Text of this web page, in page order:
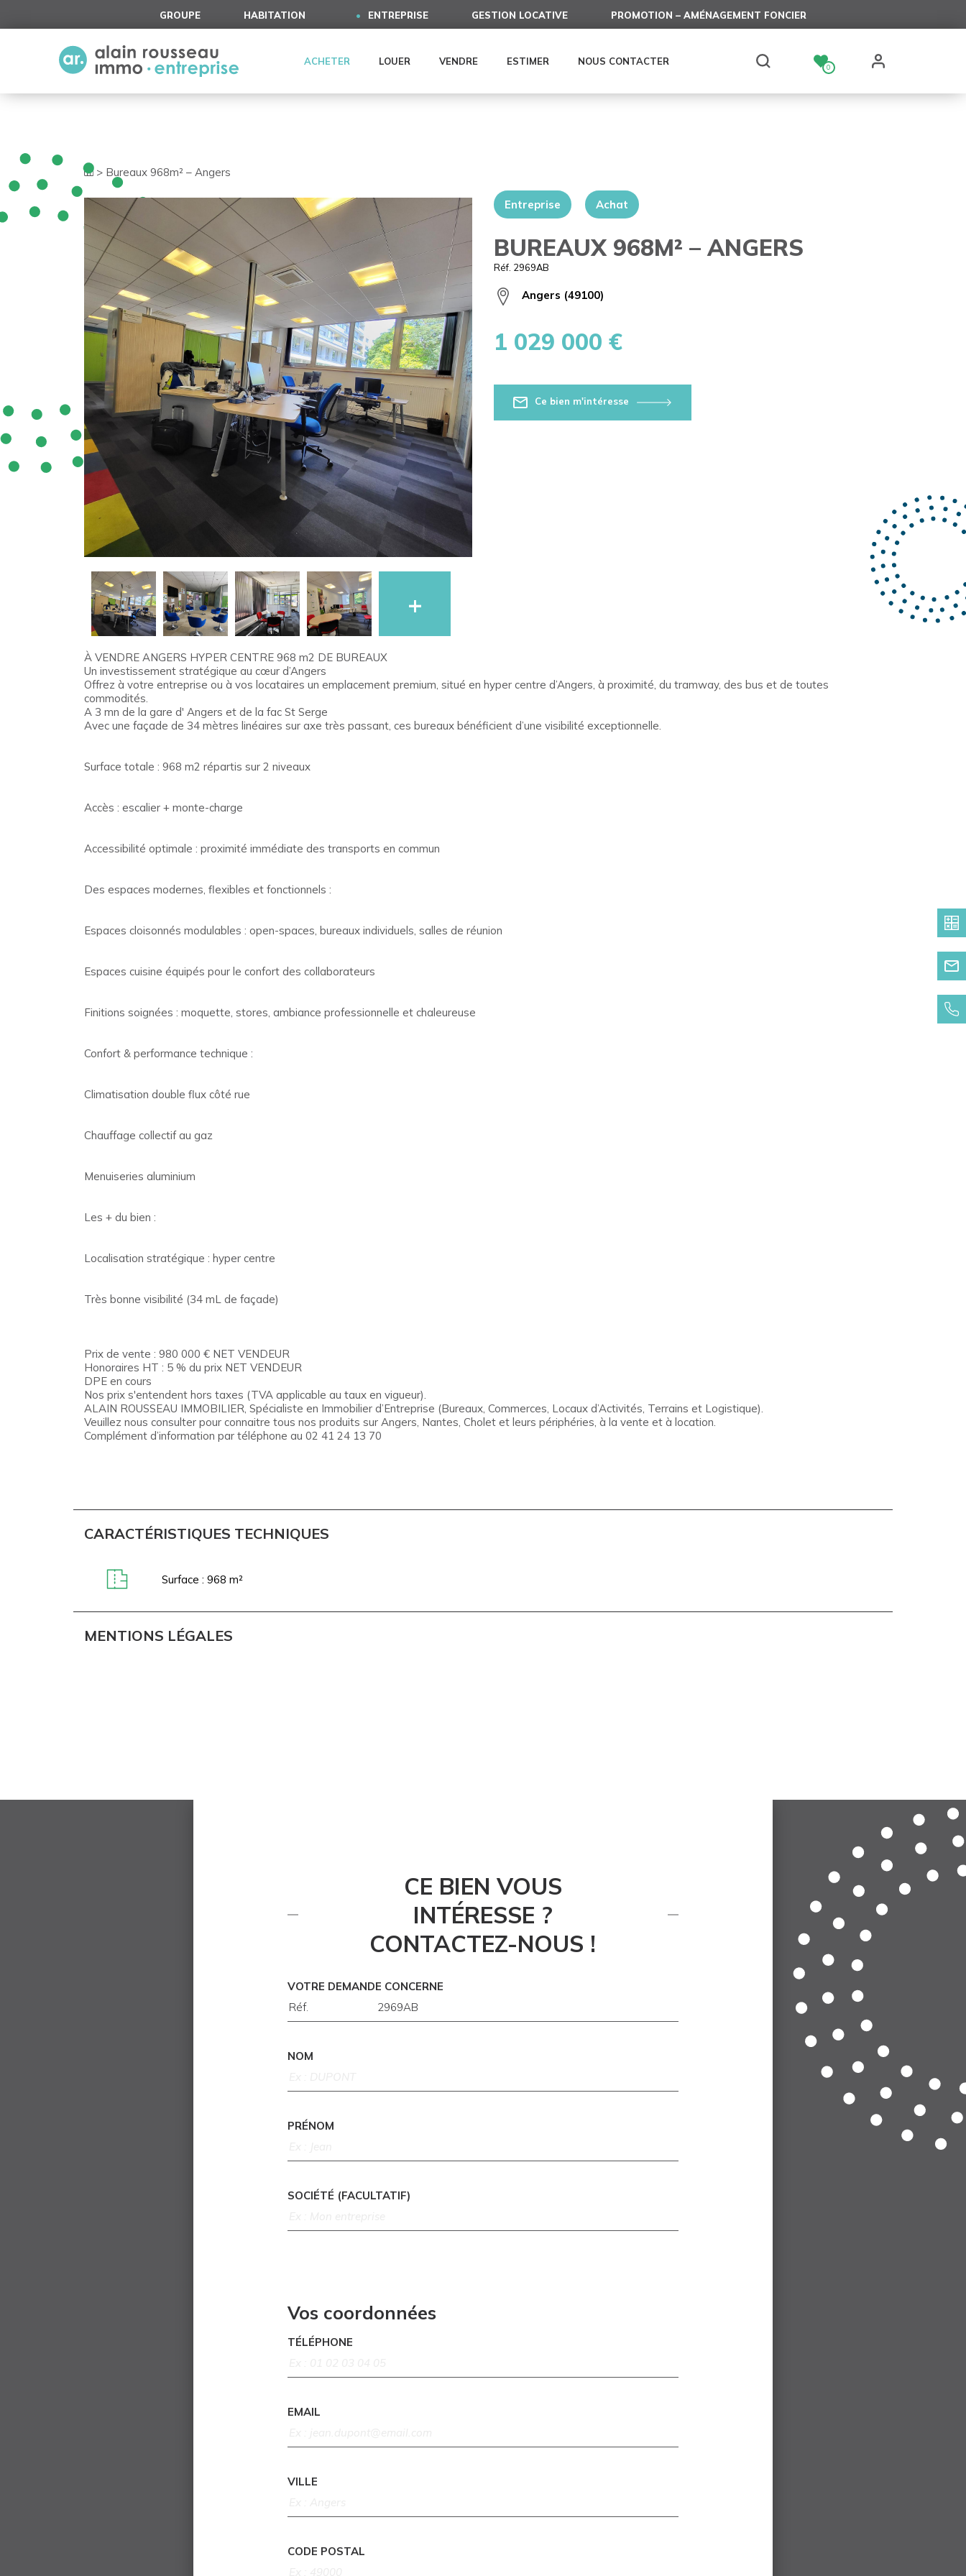
GROUPE HABITATION ENTREPRISE GESTION LOCATIVE PROMOTION – AMÉNAGEMENT FONCIER
ACHETER LOUER VENDRE ESTIMER NOUS CONTACTER 0
> Bureaux 968m² – Angers
+
Entreprise Achat
BUREAUX 968M² – ANGERS
Réf. 2969AB
Angers (49100)
1 029 000 €
Ce bien m'intéresse
À VENDRE ANGERS HYPER CENTRE 968 m2 DE BUREAUX
Un investissement stratégique au cœur d’Angers
Offrez à votre entreprise ou à vos locataires un emplacement premium, situé en hyper centre d’Angers, à proximité, du tramway, des bus et de toutes
commodités.
A 3 mn de la gare d' Angers et de la fac St Serge
Avec une façade de 34 mètres linéaires sur axe très passant, ces bureaux bénéficient d’une visibilité exceptionnelle.
Surface totale : 968 m2 répartis sur 2 niveaux
Accès : escalier + monte-charge
Accessibilité optimale : proximité immédiate des transports en commun
Des espaces modernes, flexibles et fonctionnels :
Espaces cloisonnés modulables : open-spaces, bureaux individuels, salles de réunion
Espaces cuisine équipés pour le confort des collaborateurs
Finitions soignées : moquette, stores, ambiance professionnelle et chaleureuse
Confort & performance technique :
Climatisation double flux côté rue
Chauffage collectif au gaz
Menuiseries aluminium
Les + du bien :
Localisation stratégique : hyper centre
Très bonne visibilité (34 mL de façade)
Prix de vente : 980 000 € NET VENDEUR
Honoraires HT : 5 % du prix NET VENDEUR
DPE en cours
Nos prix s'entendent hors taxes (TVA applicable au taux en vigueur).
ALAIN ROUSSEAU IMMOBILIER, Spécialiste en Immobilier d’Entreprise (Bureaux, Commerces, Locaux d’Activités, Terrains et Logistique).
Veuillez nous consulter pour connaitre tous nos produits sur Angers, Nantes, Cholet et leurs périphéries, à la vente et à location.
Complément d’information par téléphone au 02 41 24 13 70
CARACTÉRISTIQUES TECHNIQUES
Surface : 968 m²
MENTIONS LÉGALES
CE BIEN VOUS
INTÉRESSE ?
CONTACTEZ-NOUS !
VOTRE DEMANDE CONCERNE
NOM
PRÉNOM
SOCIÉTÉ (FACULTATIF)
Vos coordonnées
TÉLÉPHONE
EMAIL
VILLE
CODE POSTAL